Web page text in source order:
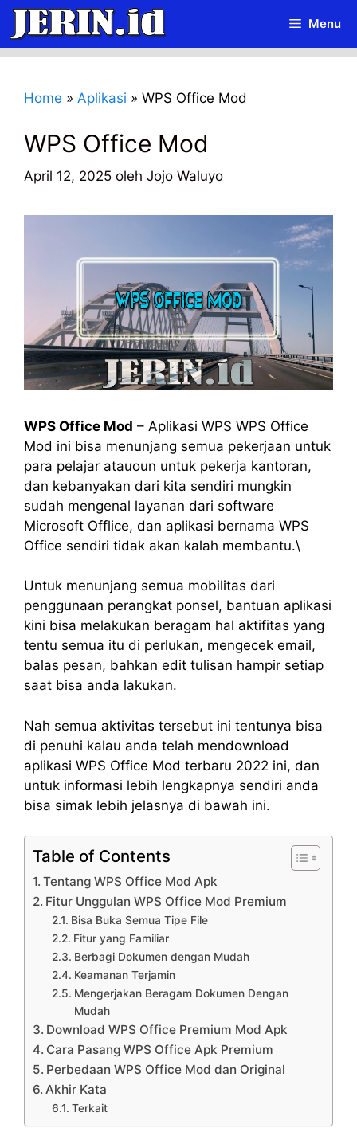
Langsung
isi
Menu
Home » Aplikasi » WPS Office Mod
WPS Office Mod
April 12, 2025 oleh Jojo Waluyo
WPS Office Mod – Aplikasi WPS WPS Office
Mod ini bisa menunjang semua pekerjaan untuk
para pelajar atauoun untuk pekerja kantoran,
dan kebanyakan dari kita sendiri mungkin
sudah mengenal layanan dari software
Microsoft Offlice, dan aplikasi bernama WPS
Office sendiri tidak akan kalah membantu.\
Untuk menunjang semua mobilitas dari
penggunaan perangkat ponsel, bantuan aplikasi
kini bisa melakukan beragam hal aktifitas yang
tentu semua itu di perlukan, mengecek email,
balas pesan, bahkan edit tulisan hampir setiap
saat bisa anda lakukan.
Nah semua aktivitas tersebut ini tentunya bisa
di penuhi kalau anda telah mendownload
aplikasi WPS Office Mod terbaru 2022 ini, dan
untuk informasi lebih lengkapnya sendiri anda
bisa simak lebih jelasnya di bawah ini.
Table of Contents
Tentang WPS Office Mod Apk
Fitur Unggulan WPS Office Mod Premium
Bisa Buka Semua Tipe File
Fitur yang Familiar
Berbagi Dokumen dengan Mudah
Keamanan Terjamin
Mengerjakan Beragam Dokumen Dengan
Mudah
Download WPS Office Premium Mod Apk
Cara Pasang WPS Office Apk Premium
Perbedaan WPS Office Mod dan Original
Akhir Kata
Terkait